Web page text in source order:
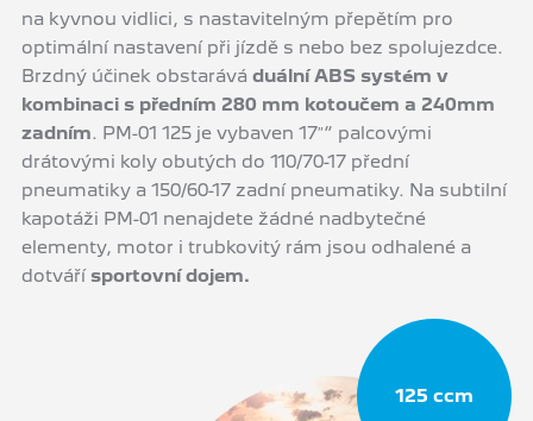
na kyvnou vidlici, s nastavitelným přepětím pro
optimální nastavení při jízdě s nebo bez spolujezdce.
Brzdný účinek obstarává duální ABS systém v
kombinaci s předním 280 mm kotoučem a 240mm
zadním. PM-01 125 je vybaven 17″“ palcovými
drátovými koly obutých do 110/70-17 přední
pneumatiky a 150/60-17 zadní pneumatiky. Na subtilní
kapotáži PM-01 nenajdete žádné nadbytečné
elementy, motor i trubkovitý rám jsou odhalené a
dotvářísportovní dojem.
125 ccm